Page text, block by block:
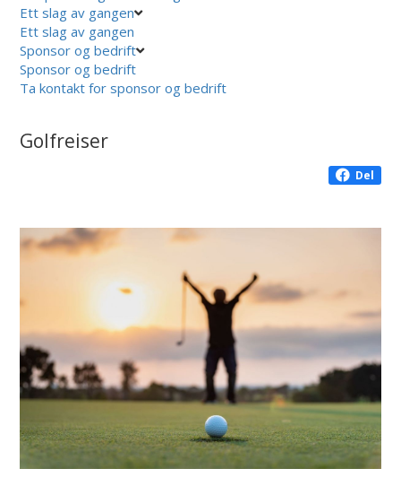
Ett slag av gangen
Ett slag av gangen
Sponsor og bedrift
Sponsor og bedrift
Ta kontakt for sponsor og bedrift
Golfreiser
Del